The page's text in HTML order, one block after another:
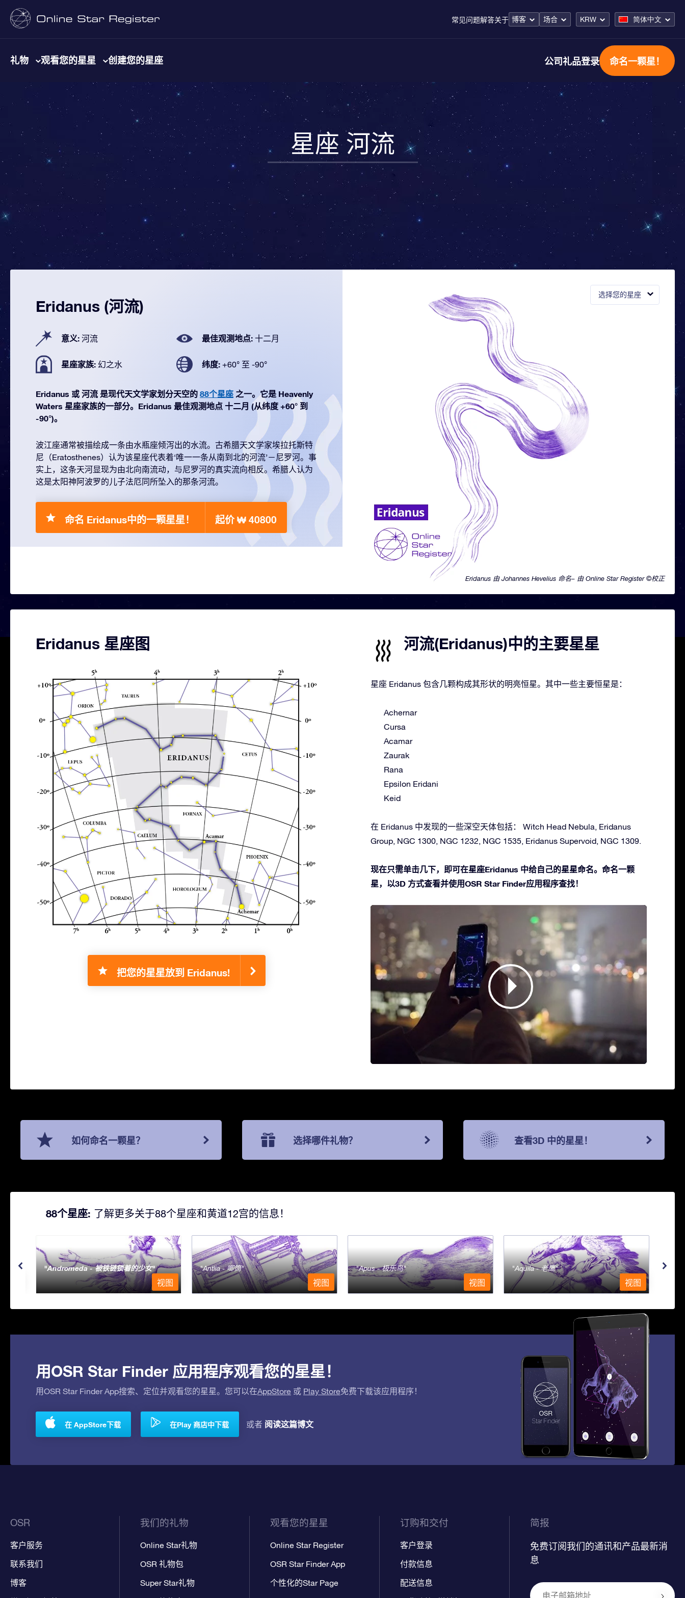
常见问题解答关于 博客 场合 KRW 简体中文
礼物 观看您的星星 创建您的星座 公司礼品登录 命名一颗星！
星座 河流
选择您的星座
Eridanus 由 Johannes Hevelius 命名– 由 Online Star Register ©校正
Eridanus (河流)
意义: 河流 最佳观测地点: 十二月
星座家族: 幻之水 纬度: +60° 至 -90°
Eridanus 或 河流 是现代天文学家划分天空的 88个星座 之一。它是 Heavenly
Waters 星座家族的一部分。Eridanus 最佳观测地点 十二月 (从纬度 +60° 到
-90°)。
波江座通常被描绘成一条由水瓶座倾泻出的水流。古希腊天文学家埃拉托斯特
尼（Eratosthenes）认为该星座代表着‘唯一一条从南到北的河流’－尼罗河。事
实上，这条天河显现为由北向南流动，与尼罗河的真实流向相反。希腊人认为
这是太阳神阿波罗的儿子法厄同所坠入的那条河流。
命名 Eridanus中的一颗星星！ 起价 ₩ 40800
Eridanus 星座图
把您的星星放到 Eridanus!
河流(Eridanus)中的主要星星
星座 Eridanus 包含几颗构成其形状的明亮恒星。其中一些主要恒星是：
Achernar
Cursa
Acamar
Zaurak
Rana
Epsilon Eridani
Keid
在 Eridanus 中发现的一些深空天体包括： Witch Head Nebula, Eridanus
Group, NGC 1300, NGC 1232, NGC 1535, Eridanus Supervoid, NGC 1309.
现在只需单击几下，即可在星座Eridanus 中给自己的星星命名。命名一颗
星，以3D 方式查看并使用OSR Star Finder应用程序查找！
如何命名一颗星？ 选择哪件礼物？ 查看3D 中的星星！
88个星座: 了解更多关于88个星座和黄道12宫的信息！
Andromeda - 被铁链锁着的少女
视图
Antlia - 唧筒
视图
Apus - 极乐鸟
视图
Aquila - 老鹰
视图
用OSR Star Finder 应用程序观看您的星星！
用OSR Star Finder App搜索、定位并观看您的星星。您可以在AppStore 或 Play Store免费下载该应用程序！
在 AppStore下载 在Play 商店中下载 或者 阅读这篇博文
OSR
客户服务
联系我们
博客
我们的礼物
Online Star礼物
OSR 礼物包
Super Star礼物
观看您的星星
Online Star Register
OSR Star Finder App
个性化的Star Page
订购和交付
客户登录
付款信息
配送信息
简报
免费订阅我们的通讯和产品最新消
息